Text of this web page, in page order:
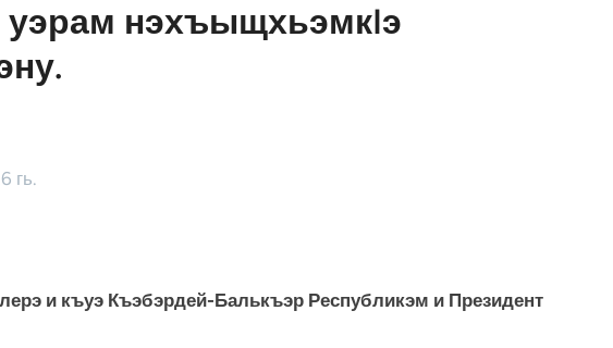
нэхъыщхьэмкIэ
гь.
и къуэ Къэбэрдей-Балькъэр Республикэм и Президент